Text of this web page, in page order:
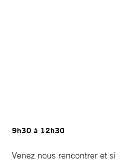
9h30 à 12h30
Venez nous rencontrer et